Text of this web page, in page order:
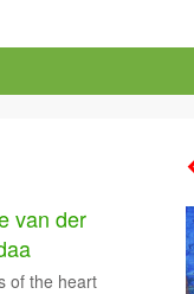
van der
of the heart